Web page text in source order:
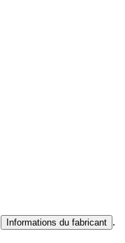
Informations du fabricant .